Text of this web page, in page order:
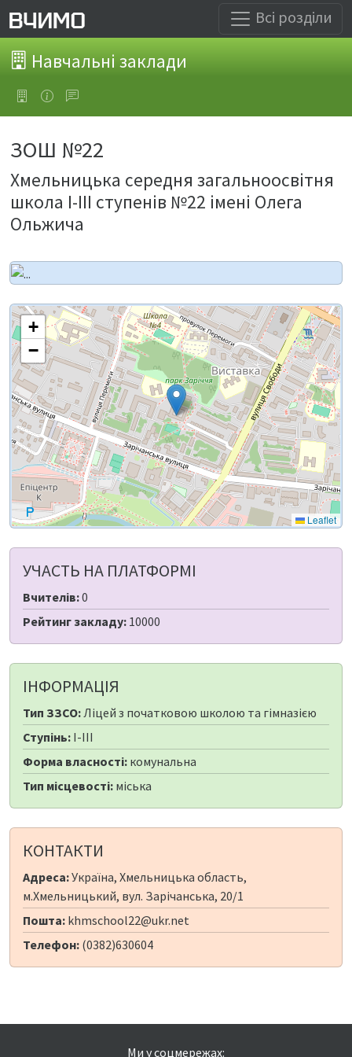
Всі розділи
Навчальні заклади
ЗОШ №22
Хмельницька середня загальноосвітня
школа І-ІІІ ступенів №22 імені Олега
Ольжича
+
−
Leaflet
УЧАСТЬ НА ПЛАТФОРМІ
Вчителів:0
Рейтинг закладу: 10000
ІНФОРМАЦІЯ
Тип ЗЗСО:Ліцей з початковою школою та гімназією
Ступінь: I-III
Форма власності: комунальна
Тип місцевості: міська
КОНТАКТИ
Адреса:Україна, Хмельницька область,
м.Хмельницький, вул. Зарічанська, 20/1
Пошта: khmschool22@ukr.net
Телефон: (0382)630604
Ми у соцмережах: